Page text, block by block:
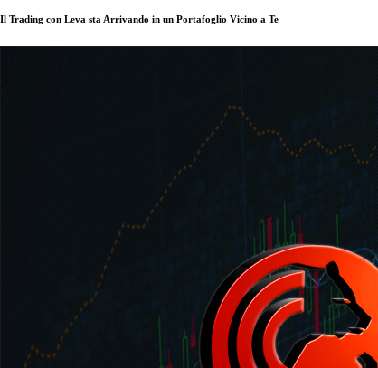
Il Trading con Leva sta Arrivando in un Portafoglio Vicino a Te